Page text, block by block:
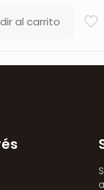
al carrito